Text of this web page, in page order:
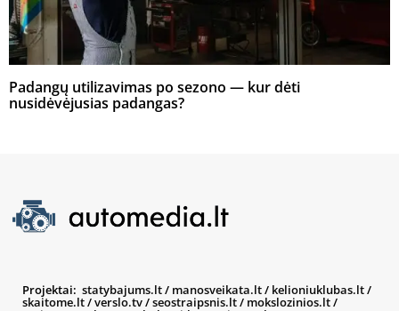
Padangų utilizavimas po sezono — kur dėti
nusidėvėjusias padangas?
Projektai: statybajums.lt/ manosveikata.lt/ kelioniuklubas.lt/
skaitome.lt/verslo.tv/seostraipsnis.lt/ mokslozinios.lt/